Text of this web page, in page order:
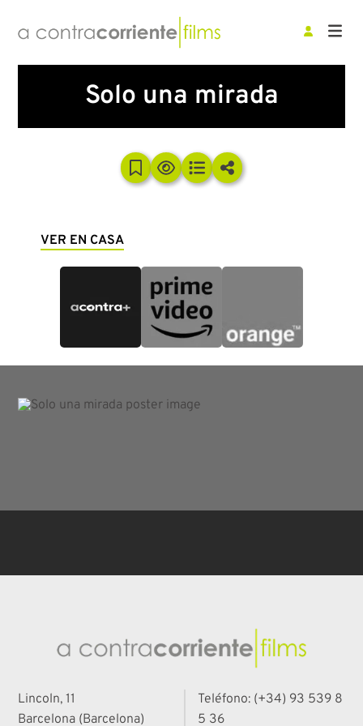
Solo una mirada
VER EN CASA
Lincoln, 11
Barcelona (Barcelona)
Teléfono: (+34) 93 539 8
5 36